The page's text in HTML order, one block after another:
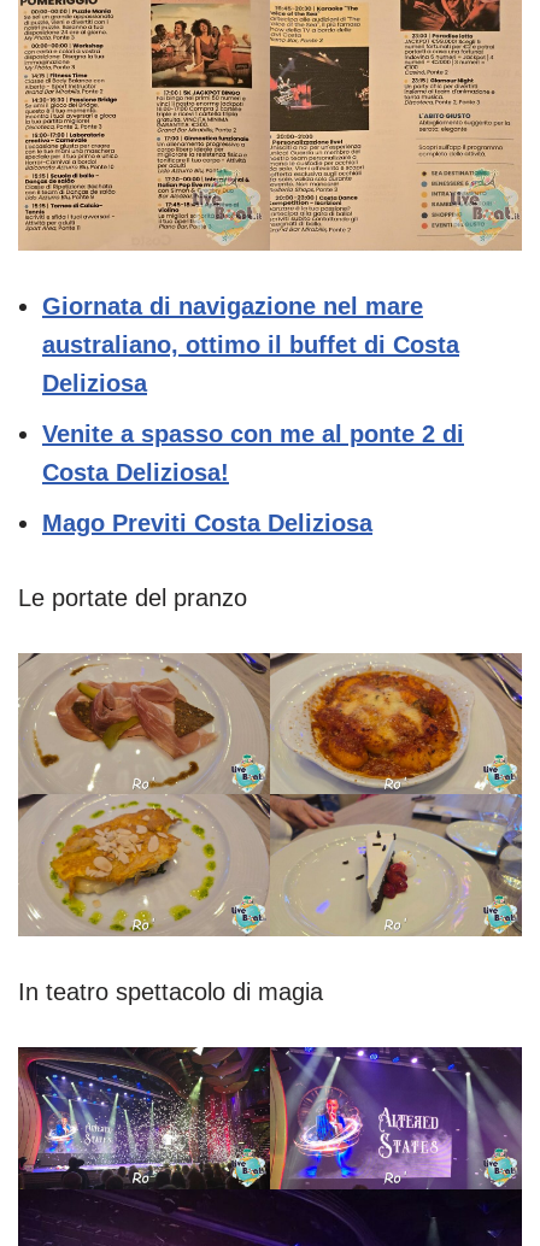
Giornata di navigazione nel mare
australiano, ottimo il buffet di Costa
Deliziosa
Venite a spasso con me al ponte 2 di
Costa Deliziosa!
Mago Previti Costa Deliziosa
Le portate del pranzo
In teatro spettacolo di magia